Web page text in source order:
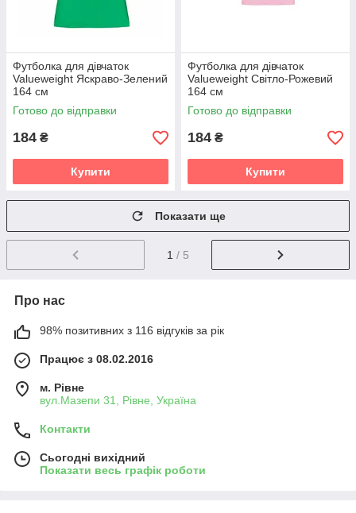
Футболка для дівчаток
Valueweight Яскраво-Зелений
164 см
Готово до відправки
184 ₴
Купити
Футболка для дівчаток
Valueweight Світло-Рожевий
164 см
Готово до відправки
184 ₴
Купити
Показати ще
1 / 5
Про нас
98% позитивних з 116 відгуків за рік
Працює з 08.02.2016
м. Рівне
вул.Мазепи 31, Рівне, Україна
Контакти
Сьогодні вихідний
Показати весь графік роботи